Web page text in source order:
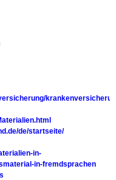
de/startseite/
in-
in-fremdsprachen